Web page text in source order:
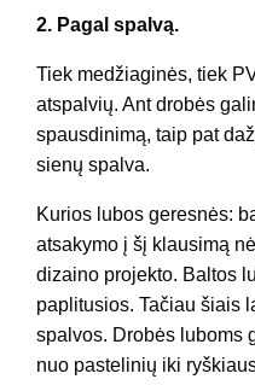
2. Pagal spalvą.
Tiek medžiaginės, tiek
atspalvių. Ant drobės
spausdinimą, taip pat
sienų spalva.
Kurios lubos geresnės:
atsakymo į šį klausimą
dizaino projekto. Baltos
paplitusios. Tačiau šiais
spalvos. Drobės luboms
nuo ​​pastelinių iki